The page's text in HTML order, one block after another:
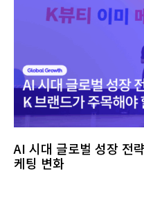
AI 시대 글로벌 성장 전
케팅 변화